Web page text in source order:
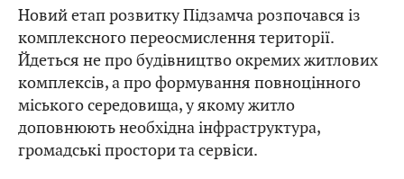
Новий етап розвитку Підзамча розпочався із
комплексного переосмислення території.
Йдеться не про будівництво окремих житлових
комплексів, а про формування повноцінного
міського середовища, у якому житло
доповнюють необхідна інфраструктура,
громадські простори та сервіси.